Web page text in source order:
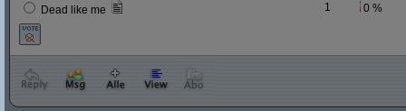
Dead like me 1 0 %